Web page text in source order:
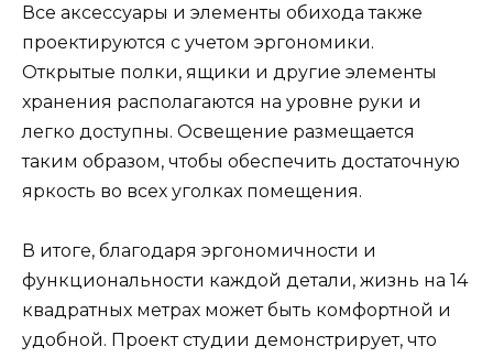
Все аксессуары и элементы обихода также
проектируются с учетом эргономики.
Открытые полки, ящики и другие элементы
хранения располагаются на уровне руки и
легко доступны. Освещение размещается
таким образом, чтобы обеспечить достаточную
яркость во всех уголках помещения.
В итоге, благодаря эргономичности и
функциональности каждой детали, жизнь на 14
квадратных метрах может быть комфортной и
удобной. Проект студии демонстрирует, что